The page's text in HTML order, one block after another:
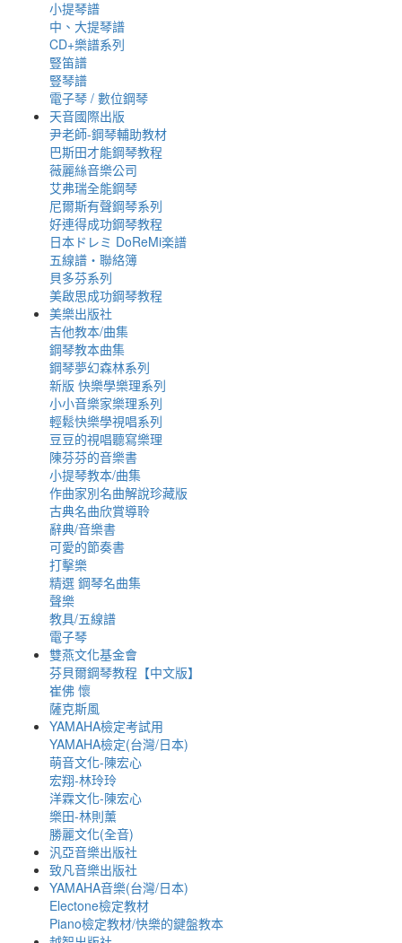
小提琴譜
中、大提琴譜
CD+樂譜系列
豎笛譜
豎琴譜
電子琴 / 數位鋼琴
天音國際出版
尹老師-鋼琴輔助教材
巴斯田才能鋼琴教程
薇麗絲音樂公司
艾弗瑞全能鋼琴
尼爾斯有聲鋼琴系列
好連得成功鋼琴教程
日本ドレミ DoReMi楽譜
五線譜‧聯絡簿
貝多芬系列
美啟思成功鋼琴教程
美樂出版社
吉他教本/曲集
鋼琴教本曲集
鋼琴夢幻森林系列
新版 快樂學樂理系列
小小音樂家樂理系列
輕鬆快樂學視唱系列
豆豆的視唱聽寫樂理
陳芬芬的音樂書
小提琴教本/曲集
作曲家別名曲解說珍藏版
古典名曲欣賞導聆
辭典/音樂書
可愛的節奏書
打擊樂
精選 鋼琴名曲集
聲樂
教具/五線譜
電子琴
雙燕文化基金會
芬貝爾鋼琴教程【中文版】
崔佛 懷
薩克斯風
YAMAHA檢定考試用
YAMAHA檢定(台灣/日本)
萌音文化-陳宏心
宏翔-林玲玲
洋霖文化-陳宏心
樂田-林則薰
勝麗文化(全音)
汎亞音樂出版社
致凡音樂出版社
YAMAHA音樂(台灣/日本)
Electone檢定教材
Piano檢定教材/快樂的鍵盤教本